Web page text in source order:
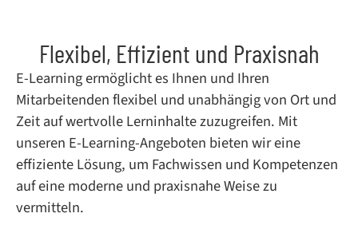
Flexibel, Effizient und Praxisnah
E-Learning ermöglicht es Ihnen und Ihren
Mitarbeitenden flexibel und unabhängig von Ort und
Zeit auf wertvolle Lerninhalte zuzugreifen. Mit
unseren E-Learning-Angeboten bieten wir eine
effiziente Lösung, um Fachwissen und Kompetenzen
auf eine moderne und praxisnahe Weise zu
vermitteln.